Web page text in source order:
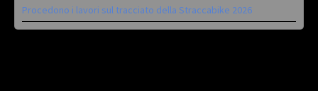
Procedono i lavori sul tracciato della Straccabike 2026